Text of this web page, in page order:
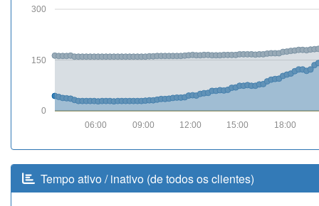
0
150
300
18:00
15:00
12:00
09:00
06:00
Tempo ativo / inativo (de todos os clientes)